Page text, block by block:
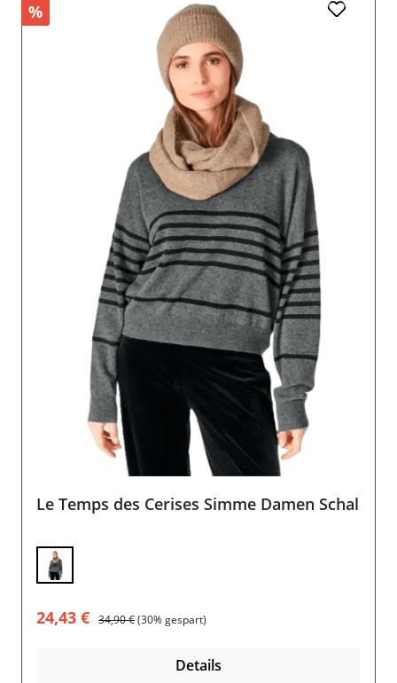
%
Le Temps des Cerises Simme Damen Schal
Verkaufspreis:
24,43 € Regulärer Preis:
34,90 €(30% gespart)
Details